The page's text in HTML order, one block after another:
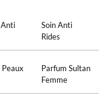
Soin Anti
Rides
Peaux
Parfum Sultan
Femme